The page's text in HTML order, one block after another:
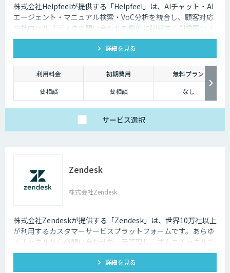
株式会社Helpfeelが提供する「Helpfeel」は、AIチャット・AI
エージェント・マニュアル検索・VoC分析を統合し、顧客対応
や社内ヘルプデスクの問い合わせを劇的に削減するAI検索シス
テムです。特許技術と手厚い伴走支援で、誰でも即座に答えを
詳細を見る
利用料金 初期費用
無料プラン
要相談
要相談 なし
サービス選択
Zendesk
株式会社Zendesk
株式会社Zendeskが提供する「Zendesk」は、世界10万社以上
が利用するカスタマーサービスプラットフォームです。あらゆ
るチャネルからの問い合わせを一元管理し、オムニチャネルで
一貫性のある優れた顧客体験を実現できます。
詳細を見る